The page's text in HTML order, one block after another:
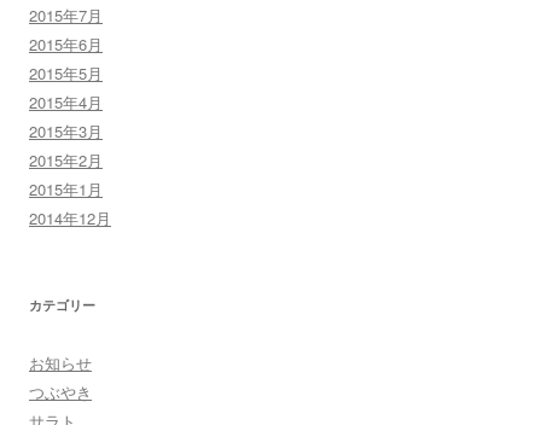
2015年7月
2015年6月
2015年5月
2015年4月
2015年3月
2015年2月
2015年1月
2014年12月
カテゴリー
お知らせ
つぶやき